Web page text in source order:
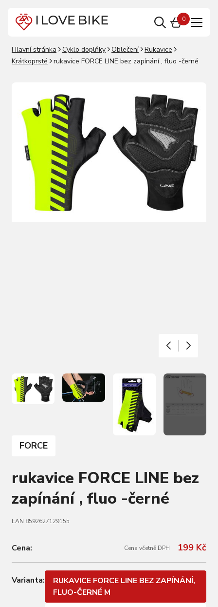
0
Hlavní stránka Cyklo doplňky Oblečení
Rukavice
Krátkoprsté
rukavice FORCE LINE bez zapínání , fluo -černé
FORCE
rukavice FORCE LINE bez
zapínání , fluo -černé
EAN 8592627129155
Cena: Cena včetně DPH 199 Kč
Varianta:
RUKAVICE FORCE LINE BEZ ZAPÍNÁNÍ,
FLUO-ČERNÉ M